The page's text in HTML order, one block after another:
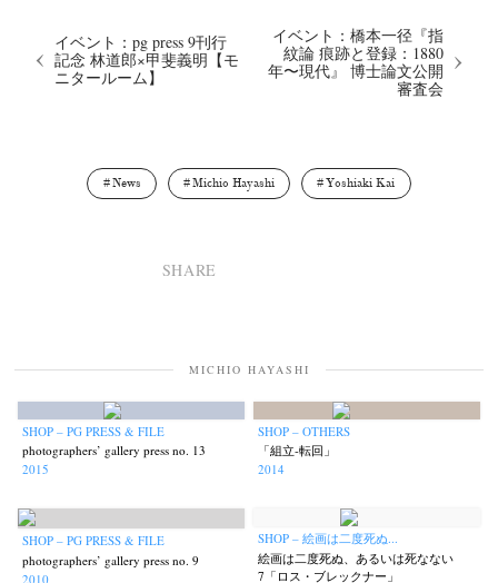
イベント：pg press 9刊行
記念 林道郎×甲斐義明【モ
ニタールーム】
イベント：橋本一径『指
紋論 痕跡と登録：1880
年〜現代』 博士論文公開
審査会
News Michio Hayashi Yoshiaki Kai
SHARE
MICHIO HAYASHI
SHOP – PG PRESS & FILE
photographers’ gallery press no. 13
2015
SHOP – OTHERS
「組立‐転回」
2014
SHOP – PG PRESS & FILE
photographers’ gallery press no. 9
2010
SHOP – 絵画は二度死ぬ...
絵画は二度死ぬ、あるいは死なない
7「ロス・ブレックナー」